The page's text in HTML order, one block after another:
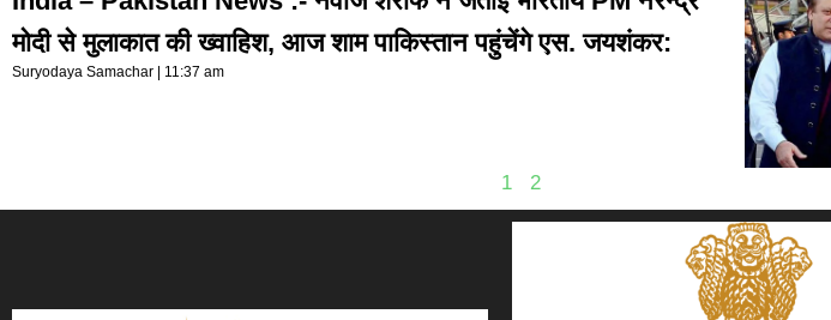
मोदी से मुलाकात की ख्वाहिश, आज शाम पाकिस्तान पहुंचेंगे एस. जयशंकर:
Suryodaya Samachar 11:37 am
1 2